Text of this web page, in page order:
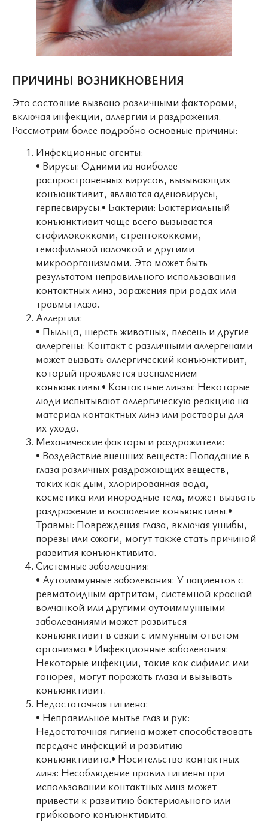
ПРИЧИНЫ ВОЗНИКНОВЕНИЯ
Это состояние вызвано различными факторами,
включая инфекции, аллергии и раздражения.
Рассмотрим более подробно основные причины:
Инфекционные агенты:
• Вирусы: Одними из наиболее
распространенных вирусов, вызывающих
конъюнктивит, являются аденовирусы,
герпесвирусы.• Бактерии: Бактериальный
конъюнктивит чаще всего вызывается
стафилококками, стрептококками,
гемофильной палочкой и другими
микроорганизмами. Это может быть
результатом неправильного использования
контактных линз, заражения при родах или
травмы глаза.
Аллергии:
• Пыльца, шерсть животных, плесень и другие
аллергены: Контакт с различными аллергенами
может вызвать аллергический конъюнктивит,
который проявляется воспалением
конъюнктивы.• Контактные линзы: Некоторые
люди испытывают аллергическую реакцию на
материал контактных линз или растворы для
их ухода.
Механические факторы и раздражители:
• Воздействие внешних веществ: Попадание в
глаза различных раздражающих веществ,
таких как дым, хлорированная вода,
косметика или инородные тела, может вызвать
раздражение и воспаление конъюнктивы.•
Травмы: Повреждения глаза, включая ушибы,
порезы или ожоги, могут также стать причиной
развития конъюнктивита.
Системные заболевания:
• Аутоиммунные заболевания: У пациентов с
ревматоидным артритом, системной красной
волчанкой или другими аутоиммунными
заболеваниями может развиться
конъюнктивит в связи с иммунным ответом
организма.• Инфекционные заболевания:
Некоторые инфекции, такие как сифилис или
гонорея, могут поражать глаза и вызывать
конъюнктивит.
Недостаточная гигиена:
• Неправильное мытье глаз и рук:
Недостаточная гигиена может способствовать
передаче инфекций и развитию
конъюнктивита.• Носительство контактных
линз: Несоблюдение правил гигиены при
использовании контактных линз может
привести к развитию бактериального или
грибкового конъюнктивита.